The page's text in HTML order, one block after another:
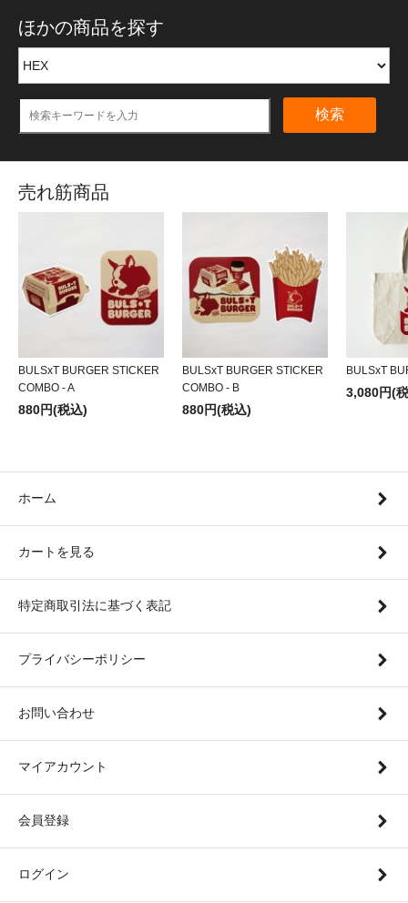
ほかの商品を探す
検索
売れ筋商品
BULSxT BURGER STICKER
COMBO - A
880円(税込)
BULSxT BURGER STICKER
COMBO - B
880円(税込)
BULSxT
3,080円(
ホーム
カートを見る
特定商取引法に基づく表記
プライバシーポリシー
お問い合わせ
マイアカウント
会員登録
ログイン